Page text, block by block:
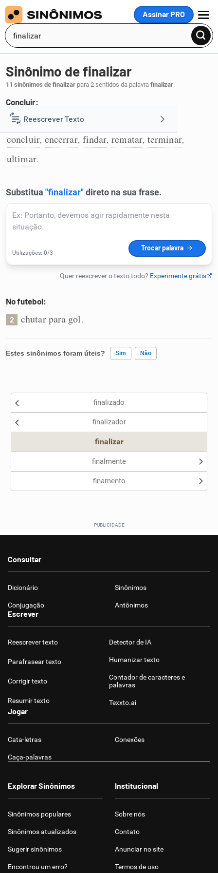
Assinar PRO
MENU
Reescrever Texto
Resumir Texto
Detector de IA
Humanizador de IA
Caça-palavras
Dicionário
Sinônimo de finalizar
11 sinônimos de finalizar para 2 sentidos da palavra finalizar:
Concluir:
1 arrematar, acabar completar
concluir, encerrar, findar, rematar, terminar,
ultimar.
No futebol:
2 chutar para gol.
Estes sinônimos foram úteis? Sim Não
Nenhum dos sinônimos apresentados me ajudou
finalizado
finalizador
finalizar
finalmente
finamento
Consultar
Dicionário Sinônimos
Conjugação Antônimos
Escrever
Reescrever texto
Parafrasear texto
Corrigir texto
Resumir texto
Detector de IA
Humanizar texto
Contador de caracteres e
palavras
Texxto.ai
Jogar
Cata-letras Conexões
Caça-palavras
Explorar Sinônimos
Sinônimos populares
Sinônimos atualizados
Sugerir sinônimos
Encontrou um erro?
Institucional
Sobre nós
Contato
Anunciar no site
Termos de uso